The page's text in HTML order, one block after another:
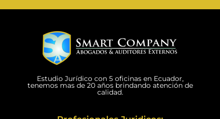
Estudio Jurídico con 5 oficinas en Ecuador,
tenemos mas de 20 años brindando atención de
calidad.